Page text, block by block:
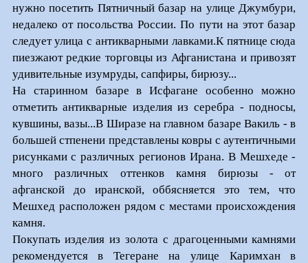
нужно посетить Пятничный базар на улице Джумбури,
недалеко от посольства России. По пути на этот базар
следует улица с антикварными лавками.К пятнице сюда
пиезжают редкие торговцы из Афганистана и привозят
удивительные изумруды, сапфиры, бирюзу...
На старинном базаре в Исфагане особенно можно
отметить антикварные изделия из серебра - подносы,
кувшины, вазы...В Ширазе на главном базаре Вакиль - в
большей стпенени представлены ковры с аутентичными
рисунками с различных регионов Ирана. В Мешхеде -
много различных оттенков камня бирюзы - от
афганской до иранской, оббясняется это тем, что
Мешхед расположен рядом с местами происхождения
камня.
Покупать изделия из золота с драгоценными камнями
рекомендуется в Тегеране на улице Каримхан в